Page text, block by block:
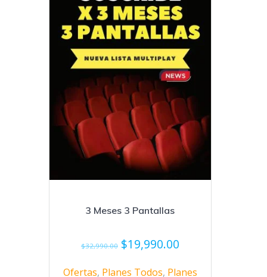
3 Meses 3 Pantallas
$32,990.00 El
original
$19,990.00El
actual
Ofertas, Planes Todos, Planes